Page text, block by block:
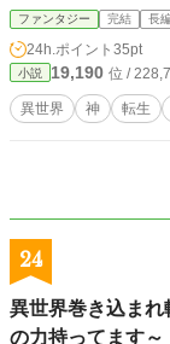
生していた。サクっと
レベル７００くらいの時、寿命を迎
いうのを１００回くりかえした主人公の
飽きた！ 何なんだよ、
的にもハンパなくキツい拷
んやかんやでレベル（
てくれ！ 俺、すでに
いんだぞ！ これ以上
人を召喚してチートを
まったり――などと、色々
解放？ ちょっと、そ
話です。 しょうせつかになろうで、毎日２話のペースで投稿をしています。 ２
ファンタジー 完結 長
24h.ポイント 35pt
小説 19,190 位 /
異世界 神 転生
24
異世界巻き込ま
の力持ってます～